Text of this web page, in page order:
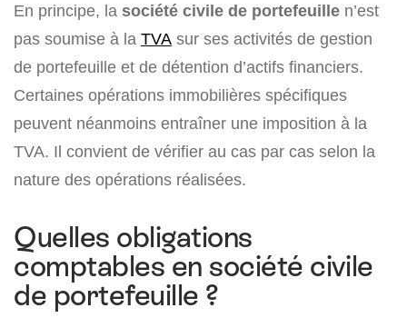
En principe, la société civile de portefeuille n’est
pas soumise à la TVA sur ses activités de gestion
de portefeuille et de détention d’actifs financiers.
Certaines opérations immobilières spécifiques
peuvent néanmoins entraîner une imposition à la
TVA. Il convient de vérifier au cas par cas selon la
nature des opérations réalisées.
Quelles obligations
comptables en société civile
de portefeuille ?